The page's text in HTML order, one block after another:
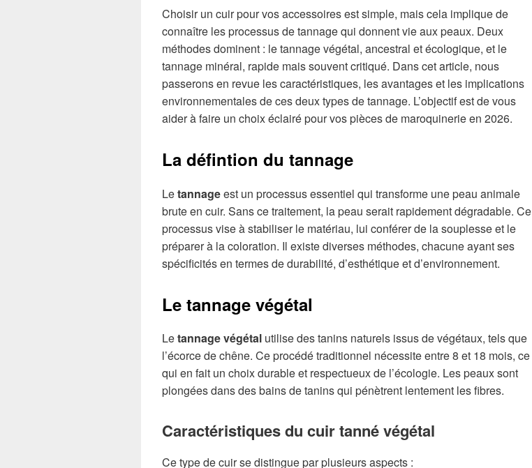
Choisir un cuir pour vos accessoires est simple, mais cela implique de
connaître les processus de tannage qui donnent vie aux peaux. Deux
méthodes dominent : le tannage végétal, ancestral et écologique, et le
tannage minéral, rapide mais souvent critiqué. Dans cet article, nous
passerons en revue les caractéristiques, les avantages et les implications
environnementales de ces deux types de tannage. L’objectif est de vous
aider à faire un choix éclairé pour vos pièces de maroquinerie en 2026.
La défintion du tannage
Letannageest un processus essentiel qui transforme une peau animale
brute en cuir. Sans ce traitement, la peau serait rapidement dégradable. Ce
processus vise à stabiliser le matériau, lui conférer de la souplesse et le
préparer à la coloration. Il existe diverses méthodes, chacune ayant ses
spécificités en termes de durabilité, d’esthétique et d’environnement.
Le tannage végétal
Letannage végétal utilise des tanins naturels issus de végétaux, tels que
l’écorce de chêne. Ce procédé traditionnel nécessite entre 8 et 18 mois, ce
qui en fait un choix durable et respectueux de l’écologie. Les peaux sont
plongées dans des bains de tanins qui pénètrent lentement les fibres.
Caractéristiques du cuir tanné végétal
Ce type de cuir se distingue par plusieurs aspects :